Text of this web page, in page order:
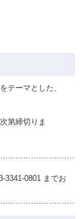
テーマとした、
第締切りま
3341-0801 までお